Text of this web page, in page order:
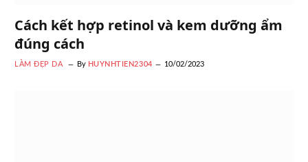
Cách kết hợp retinol và kem dưỡng ẩm
đúng cách
LÀM ĐẸP DA By HUYNHTIEN2304 10/02/2023